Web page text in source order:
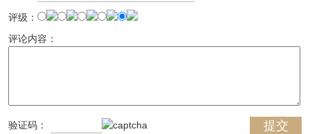
评级：
评论内容：
验证码：